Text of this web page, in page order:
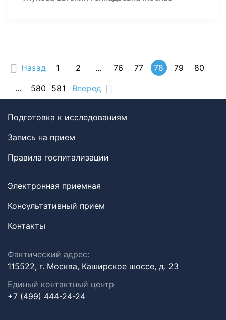
Назад 1 2 ... 76 77 78 79
80
...
580 581 Вперед
Подготовка к исследованиям
Запись на прием
Правила госпитализации
Электронная приемная
Консультативный прием
Контакты
Фактический адрес:
115522, г. Москва, Каширское шоссе, д. 23
Единый контактный центр
+7 (499) 444-24-24